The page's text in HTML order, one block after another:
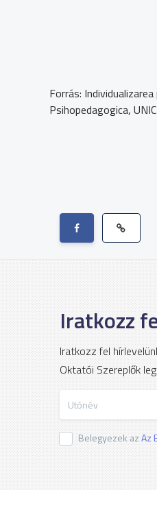
Forrás:
Psihopedagogica,
Iratkozz
Iratkozz fel
Oktatói Szereplők
Belegyezek azAz